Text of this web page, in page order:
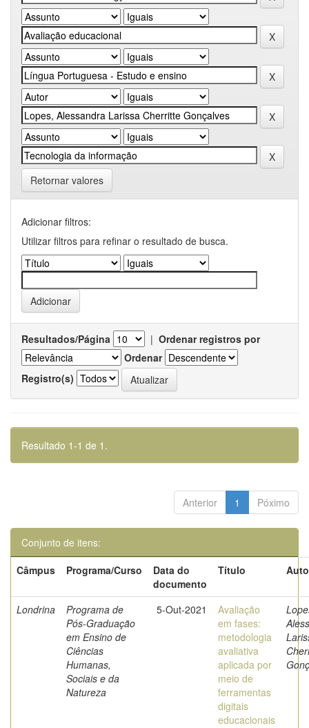
Retornar valores
Adicionar filtros:
Utilizar filtros para refinar o resultado de busca.
Resultados/Página | Ordenar registros por
Ordenar
Registro(s)
Resultado 1-1 de 1.
Anterior 1 Póximo
Conjunto de itens:
Câmpus
Programa/Curso
Data do
documento
Título
Londrina
Programa de
Pós-Graduação
em Ensino de
Ciências
Humanas,
Sociais e da
Natureza
5-Out-2021
Avaliação
em fases:
metodologia
avaliativa
aplicada por
meio de
ferramentas
digitais
educacionais